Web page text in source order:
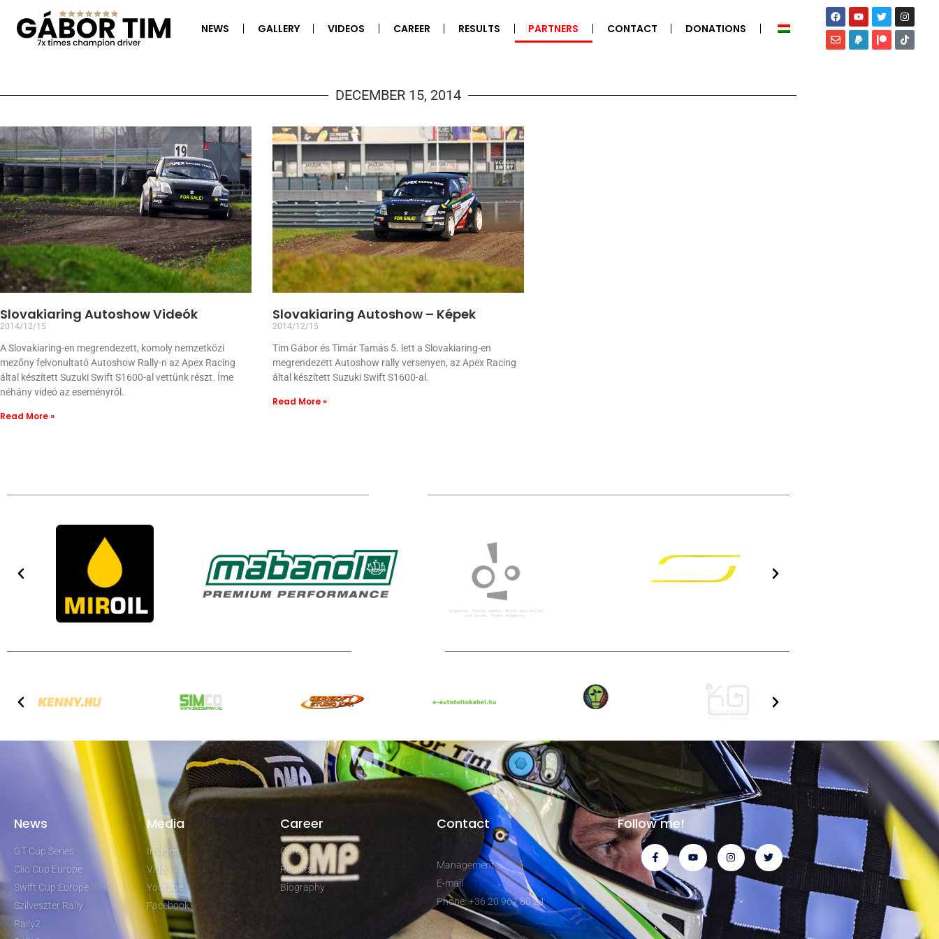
NEWS GALLERY VIDEOS CAREER RESULTS PARTNERS CONTACT DONATIONS
DECEMBER 15, 2014
Slovakiaring Autoshow Videók
2014/12/15
A Slovakiaring-en megrendezett, komoly nemzetközi
mezőny felvonultató Autoshow Rally-n az Apex Racing
által készített Suzuki Swift S1600-al vettünk részt. Íme
néhány videó az eseményről.
Read More »
Slovakiaring Autoshow – Képek
2014/12/15
Tim Gábor és Timár Tamás 5. lett a Slovakiaring-en
megrendezett Autoshow rally versenyen, az Apex Racing
által készített Suzuki Swift S1600-al.
Read More »
News
GT Cup Series
Clio Cup Europe
Swift Cup Europe
Szilveszter Rally
Rally2
Media
Images
Video
Youtube
Facebook
Career
Career
Results
Biography
Contact
Management
E-mail
Phone: +36 20 967 80 24
Follow me!